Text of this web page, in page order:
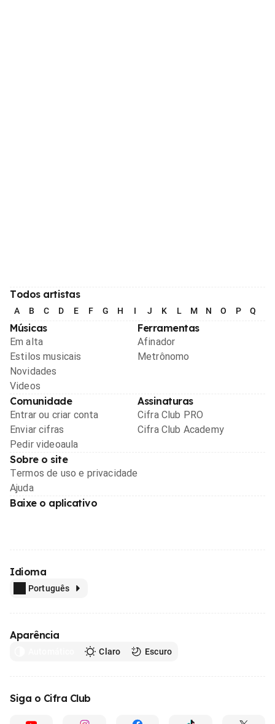
Todos artistas
A B C D E F G H I J K L M N O P Q
Músicas
Em alta
Estilos musicais
Novidades
Videos
Ferramentas
Afinador
Metrônomo
Comunidade
Entrar ou criar conta
Enviar cifras
Pedir videoaula
Assinaturas
Cifra Club PRO
Cifra Club Academy
Sobre o site
Termos de uso e privacidade
Ajuda
Baixe o aplicativo
Idioma
Português
Aparência
Claro Escuro
Siga o Cifra Club